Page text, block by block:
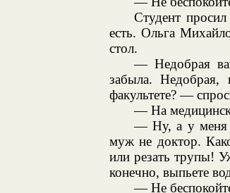
Студент
есть. Ольга
стол.
— Недобрая
забыла.
факультете? —
— На
— Ну, а у меня
муж не доктор.
или резать трупы!
конечно, выпьете
— Не